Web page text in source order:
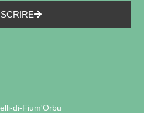
di-Fium'Orbu